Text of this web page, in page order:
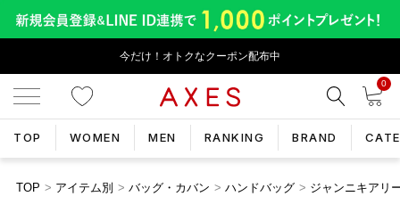
今だけ！オトクなクーポン配布中
0
TOP WOMEN MEN RANKING BRAND
TOP アイテム別 バッグ・カバン ハンドバッグ ジャンニキアリ